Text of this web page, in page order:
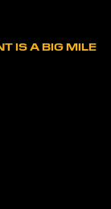
IS A BIG MILE